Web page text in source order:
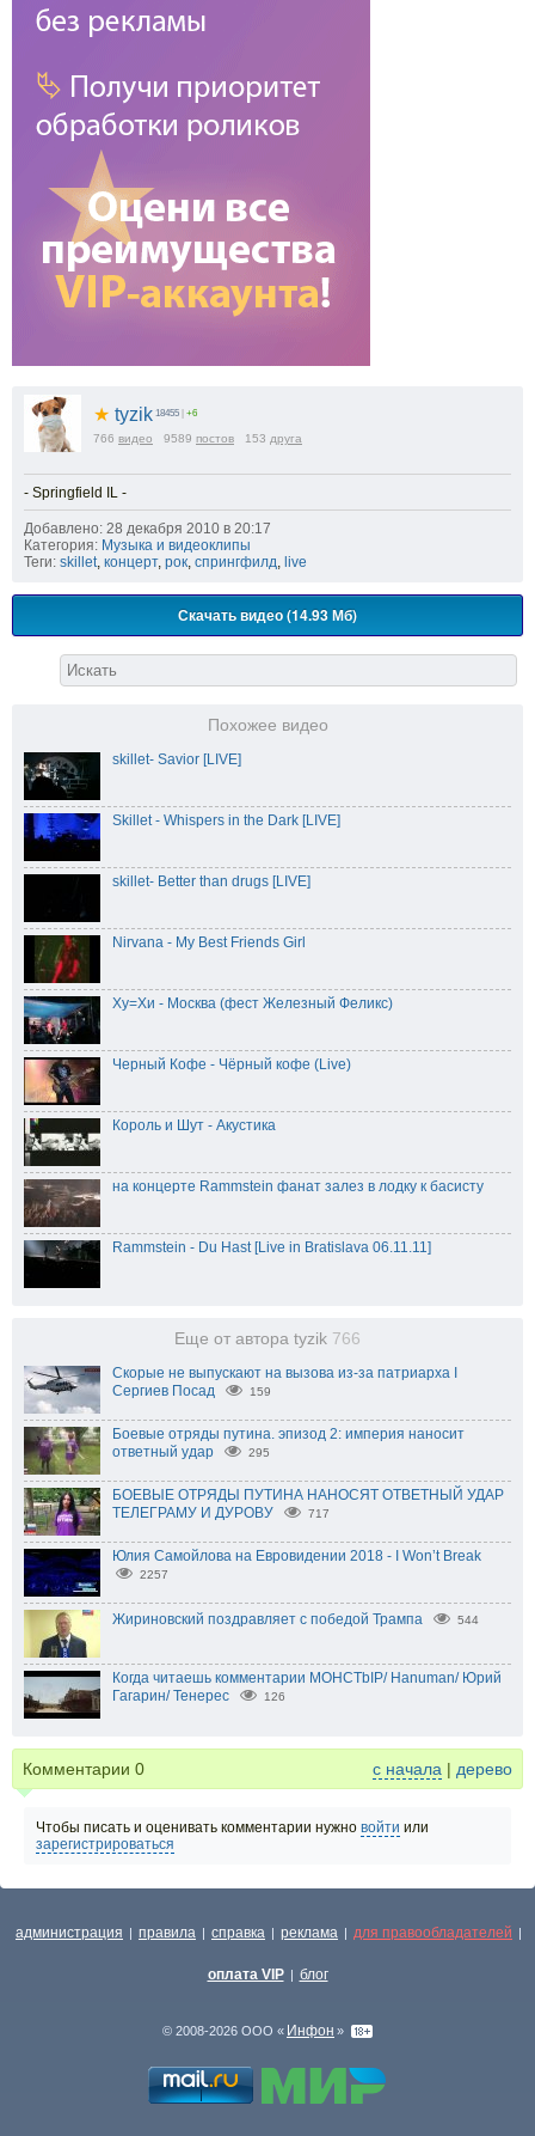
★ tyzik 18455 | +6
766 видео 9589 постов 153 друга
- Springfield IL -
Добавлено: 28 декабря 2010 в 20:17
Категория: Музыка и видеоклипы
Теги: skillet концерт, рок спрингфилд live
Скачать видео (14.93 Мб)
Похожее видео
skillet- Savior [LIVE]
Skillet - Whispers in the Dark [LIVE]
skillet- Better than drugs [LIVE]
Nirvana - My Best Friends Girl
Ху=Хи - Москва (фест Железный Феликс)
Черный Кофе - Чёрный кофе (Live)
Король и Шут - Акустика
на концерте Rammstein фанат залез в лодку к басисту
Rammstein - Du Hast [Live in Bratislava 06.11.11]
Еще от автора tyzik 766
Скорые не выпускают на вызова из-за патриарха I
Сергиев Посад
159
Боевые отряды путина. эпизод 2: империя наносит
ответный удар
295
БОЕВЫЕ ОТРЯДЫ ПУТИНА НАНОСЯТ ОТВЕТНЫЙ УДАР
ТЕЛЕГРАМУ И ДУРОВУ
717
Юлия Самойлова на Евровидении 2018 - I Won’t Break
2257
Жириновский поздравляет с победой Трампа 544
Когда читаешь комментарии MOHCTbIP/ Hanuman/ Юрий
Гагарин/ Тенерес
126
Комментарии 0 с начала | дерево
Чтобы писать и оценивать комментарии нужно войти или
зарегистрироваться
администрация | правила | справка | реклама | для правообладателей |
оплата VIP | блог
© 2008-2026 ООО « Инфон »